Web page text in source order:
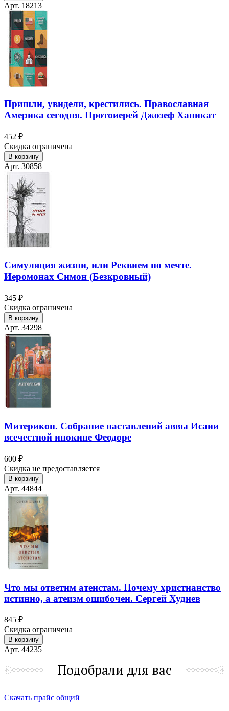
Арт. 18213
Пришли, увидели, крестились. Православная
Америка сегодня. Протоиерей Джозеф Ханикат
452 ₽
Скидка ограничена
В корзину
Арт. 30858
Симуляция жизни, или Реквием по мечте.
Иеромонах Симон (Безкровный)
345 ₽
Скидка ограничена
В корзину
Арт. 34298
Митерикон. Собрание наставлений аввы Исаии
всечестной инокине Феодоре
600 ₽
Скидка не предоставляется
В корзину
Арт. 44844
Что мы ответим атеистам. Почему христианство
истинно, а атеизм ошибочен. Сергей Худиев
845 ₽
Скидка ограничена
В корзину
Арт. 44235
Подобрали для вас
Скачать прайс общий